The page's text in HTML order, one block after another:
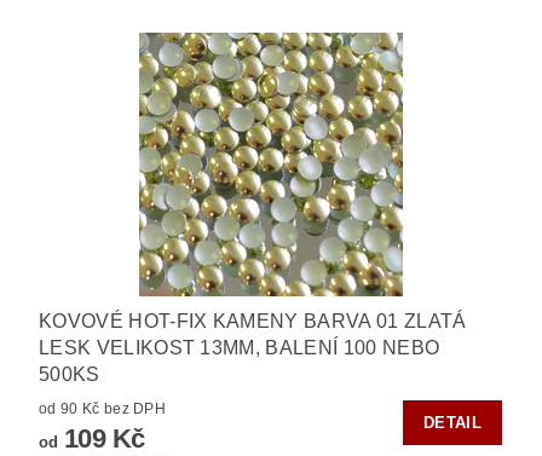
KOVOVÉ HOT-FIX KAMENY BARVA 01 ZLATÁ
LESK VELIKOST 13MM, BALENÍ 100 NEBO
500KS
od 90 Kč bez DPH
od 109 Kč
DETAIL